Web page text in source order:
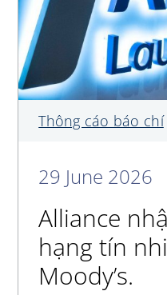
Thông cáo báo chí
29 June 2026
Alliance
hạng tín
Moody’s.